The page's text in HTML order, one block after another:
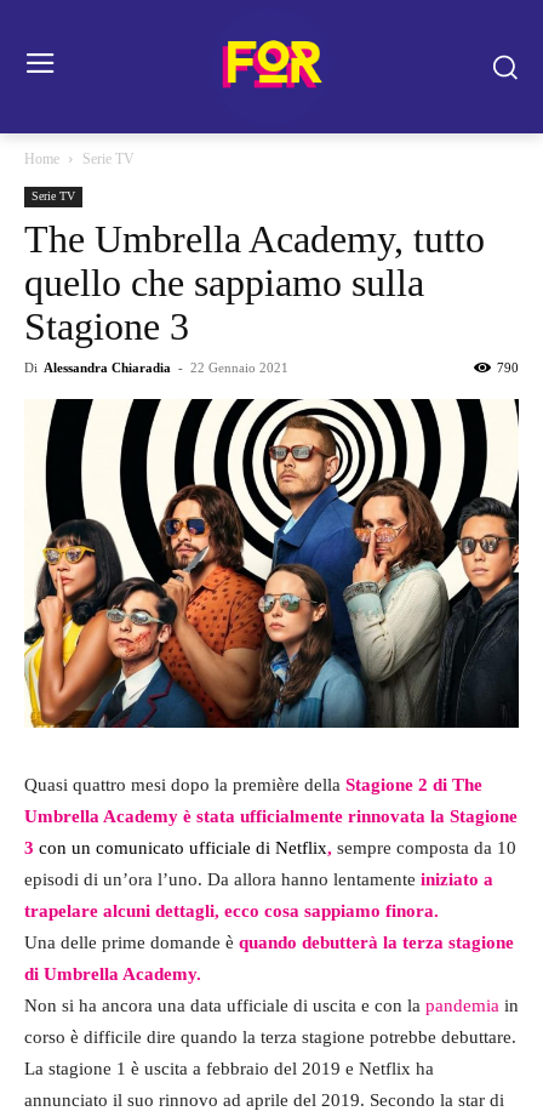
Home Serie TV
Serie TV
The Umbrella Academy, tutto
quello che sappiamo sulla
Stagione 3
Di Alessandra Chiaradia - 22 Gennaio 2021 790
Quasi quattro mesi dopo la première della Stagione 2 di The
Umbrella Academy è stata ufficialmente rinnovata la Stagione
3 con un comunicato ufficiale di Netflix, sempre composta da 10
episodi di un’ora l’uno. Da allora hanno lentamente iniziato a
trapelare alcuni dettagli, ecco cosa sappiamo finora.
Una delle prime domande è quando debutterà la terza stagione
di Umbrella Academy.
Non si ha ancora una data ufficiale di uscita e con la pandemia in
corso è difficile dire quando la terza stagione potrebbe debuttare.
La stagione 1 è uscita a febbraio del 2019 e Netflix ha
annunciato il suo rinnovo ad aprile del 2019. Secondo la star di